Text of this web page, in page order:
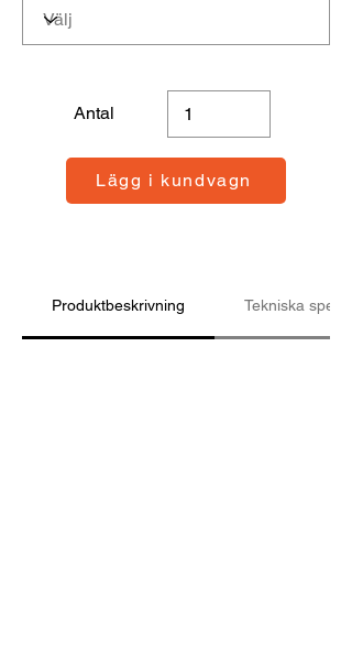
Antal
Lägg i kundvagn
Produktbeskrivning Tekniska